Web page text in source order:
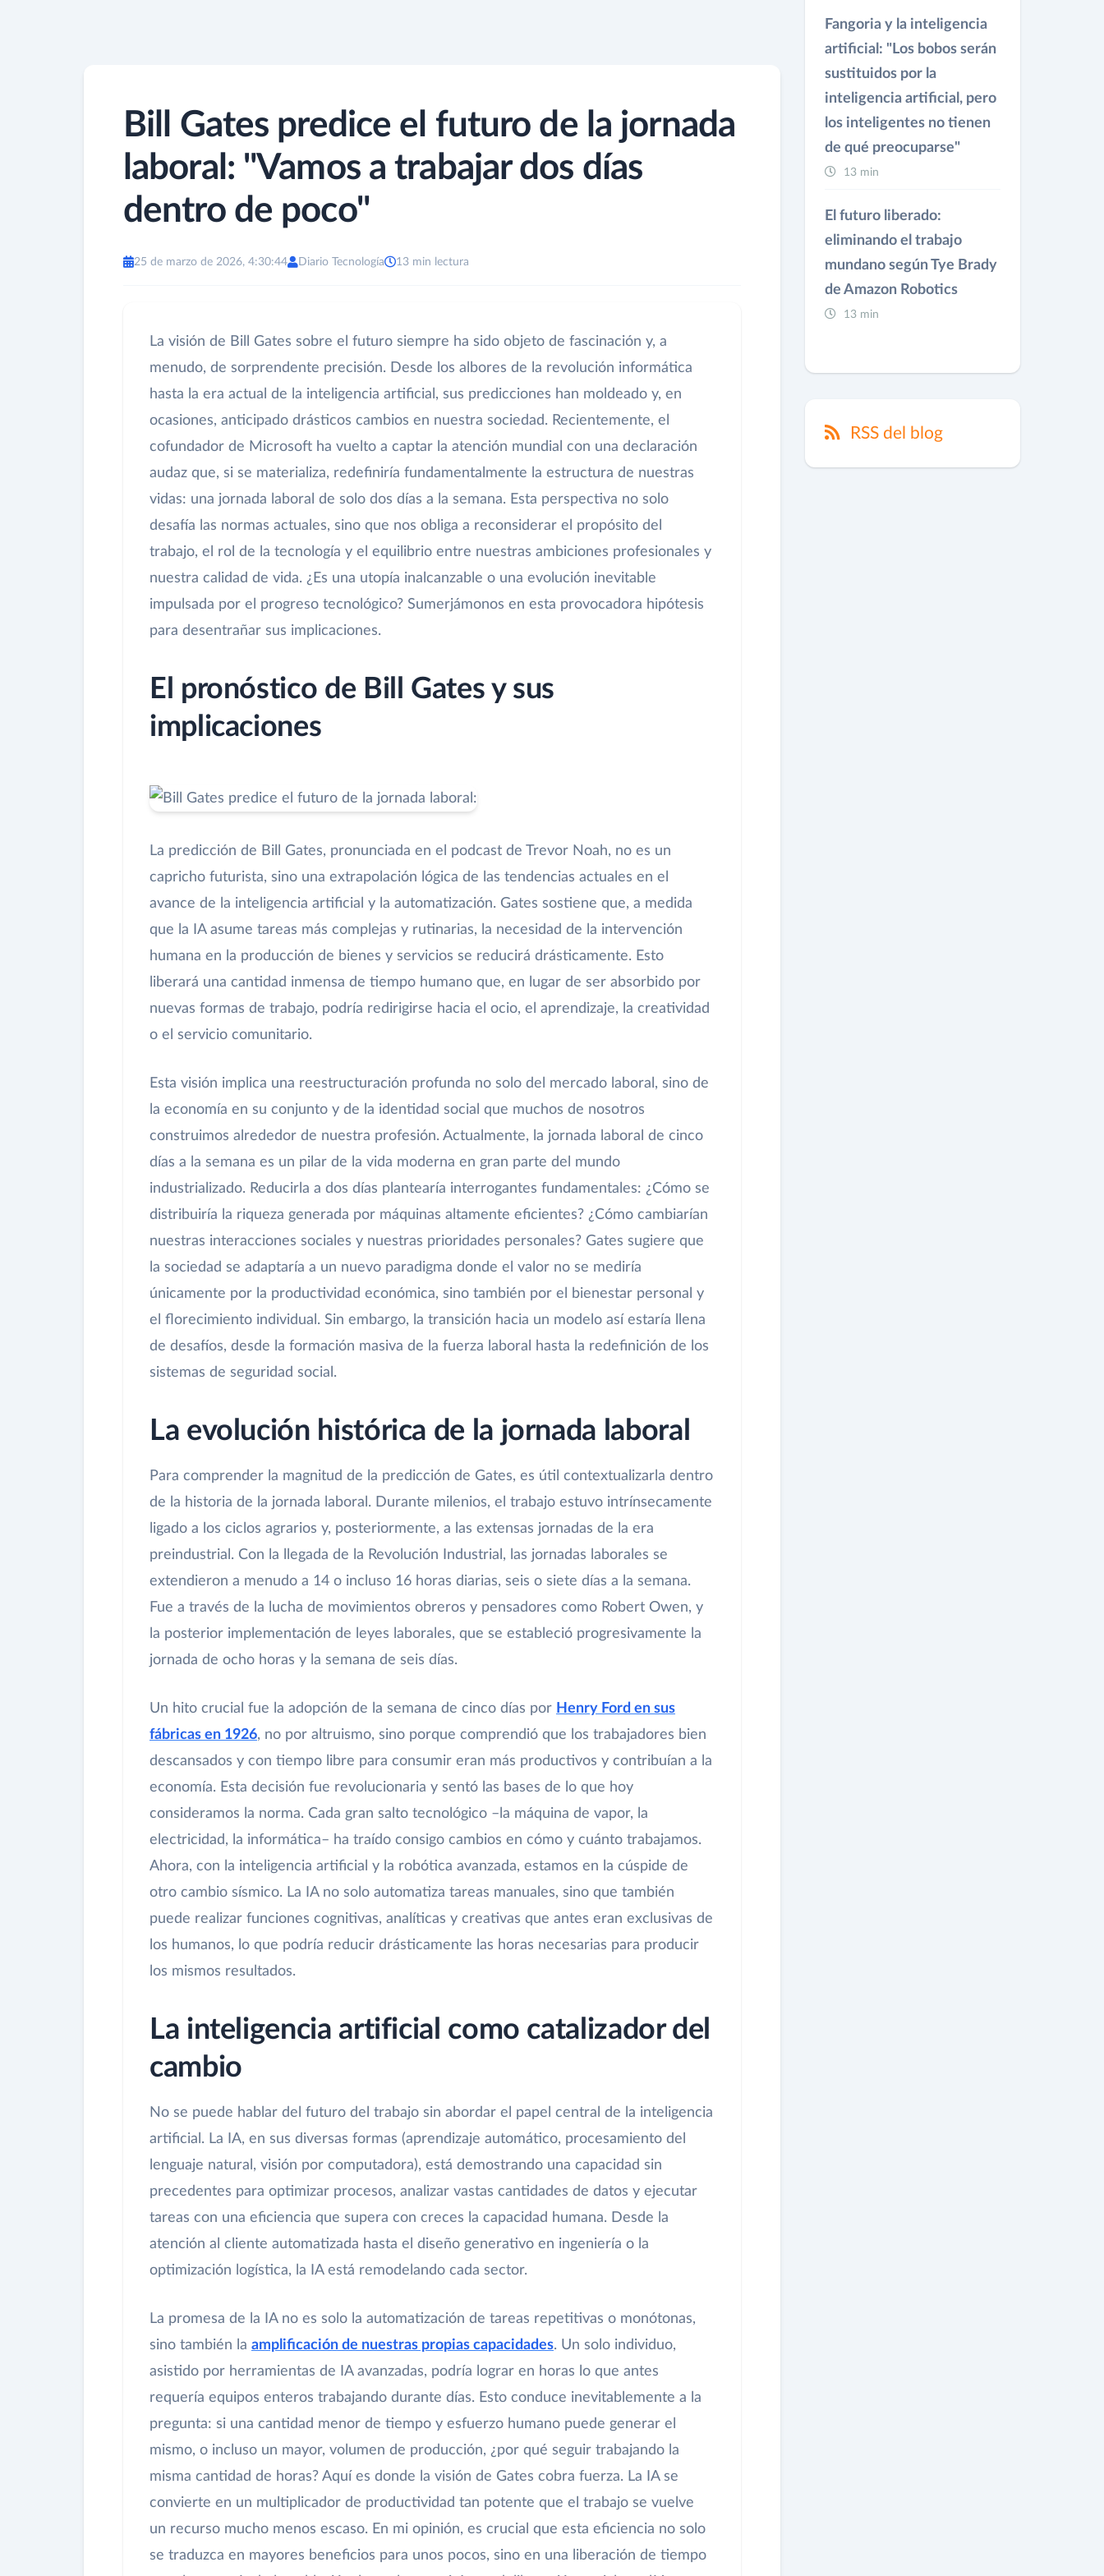
Bill Gates predice el futuro de la jornada
laboral: "Vamos a trabajar dos días
dentro de poco"
25 de marzo de 2026, 4:30:44 Diario Tecnología 13 min lectura
La visión de Bill Gates sobre el futuro siempre ha sido objeto de fascinación y, a
menudo, de sorprendente precisión. Desde los albores de la revolución informática
hasta la era actual de la inteligencia artificial, sus predicciones han moldeado y, en
ocasiones, anticipado drásticos cambios en nuestra sociedad. Recientemente, el
cofundador de Microsoft ha vuelto a captar la atención mundial con una declaración
audaz que, si se materializa, redefiniría fundamentalmente la estructura de nuestras
vidas: una jornada laboral de solo dos días a la semana. Esta perspectiva no solo
desafía las normas actuales, sino que nos obliga a reconsiderar el propósito del
trabajo, el rol de la tecnología y el equilibrio entre nuestras ambiciones profesionales y
nuestra calidad de vida. ¿Es una utopía inalcanzable o una evolución inevitable
impulsada por el progreso tecnológico? Sumerjámonos en esta provocadora hipótesis
para desentrañar sus implicaciones.
El pronóstico de Bill Gates y sus
implicaciones
La predicción de Bill Gates, pronunciada en el podcast de Trevor Noah, no es un
capricho futurista, sino una extrapolación lógica de las tendencias actuales en el
avance de la inteligencia artificial y la automatización. Gates sostiene que, a medida
que la IA asume tareas más complejas y rutinarias, la necesidad de la intervención
humana en la producción de bienes y servicios se reducirá drásticamente. Esto
liberará una cantidad inmensa de tiempo humano que, en lugar de ser absorbido por
nuevas formas de trabajo, podría redirigirse hacia el ocio, el aprendizaje, la creatividad
o el servicio comunitario.
Esta visión implica una reestructuración profunda no solo del mercado laboral, sino de
la economía en su conjunto y de la identidad social que muchos de nosotros
construimos alrededor de nuestra profesión. Actualmente, la jornada laboral de cinco
días a la semana es un pilar de la vida moderna en gran parte del mundo
industrializado. Reducirla a dos días plantearía interrogantes fundamentales: ¿Cómo se
distribuiría la riqueza generada por máquinas altamente eficientes? ¿Cómo cambiarían
nuestras interacciones sociales y nuestras prioridades personales? Gates sugiere que
la sociedad se adaptaría a un nuevo paradigma donde el valor no se mediría
únicamente por la productividad económica, sino también por el bienestar personal y
el florecimiento individual. Sin embargo, la transición hacia un modelo así estaría llena
de desafíos, desde la formación masiva de la fuerza laboral hasta la redefinición de los
sistemas de seguridad social.
La evolución histórica de la jornada laboral
Para comprender la magnitud de la predicción de Gates, es útil contextualizarla dentro
de la historia de la jornada laboral. Durante milenios, el trabajo estuvo intrínsecamente
ligado a los ciclos agrarios y, posteriormente, a las extensas jornadas de la era
preindustrial. Con la llegada de la Revolución Industrial, las jornadas laborales se
extendieron a menudo a 14 o incluso 16 horas diarias, seis o siete días a la semana.
Fue a través de la lucha de movimientos obreros y pensadores como Robert Owen, y
la posterior implementación de leyes laborales, que se estableció progresivamente la
jornada de ocho horas y la semana de seis días.
Un hito crucial fue la adopción de la semana de cinco días por Henry Ford en sus
fábricas en 1926, no por altruismo, sino porque comprendió que los trabajadores bien
descansados y con tiempo libre para consumir eran más productivos y contribuían a la
economía. Esta decisión fue revolucionaria y sentó las bases de lo que hoy
consideramos la norma. Cada gran salto tecnológico –la máquina de vapor, la
electricidad, la informática– ha traído consigo cambios en cómo y cuánto trabajamos.
Ahora, con la inteligencia artificial y la robótica avanzada, estamos en la cúspide de
otro cambio sísmico. La IA no solo automatiza tareas manuales, sino que también
puede realizar funciones cognitivas, analíticas y creativas que antes eran exclusivas de
los humanos, lo que podría reducir drásticamente las horas necesarias para producir
los mismos resultados.
La inteligencia artificial como catalizador del
cambio
No se puede hablar del futuro del trabajo sin abordar el papel central de la inteligencia
artificial. La IA, en sus diversas formas (aprendizaje automático, procesamiento del
lenguaje natural, visión por computadora), está demostrando una capacidad sin
precedentes para optimizar procesos, analizar vastas cantidades de datos y ejecutar
tareas con una eficiencia que supera con creces la capacidad humana. Desde la
atención al cliente automatizada hasta el diseño generativo en ingeniería o la
optimización logística, la IA está remodelando cada sector.
La promesa de la IA no es solo la automatización de tareas repetitivas o monótonas,
sino también la amplificación de nuestras propias capacidades. Un solo individuo,
asistido por herramientas de IA avanzadas, podría lograr en horas lo que antes
requería equipos enteros trabajando durante días. Esto conduce inevitablemente a la
pregunta: si una cantidad menor de tiempo y esfuerzo humano puede generar el
mismo, o incluso un mayor, volumen de producción, ¿por qué seguir trabajando la
misma cantidad de horas? Aquí es donde la visión de Gates cobra fuerza. La IA se
convierte en un multiplicador de productividad tan potente que el trabajo se vuelve
un recurso mucho menos escaso. En mi opinión, es crucial que esta eficiencia no solo
se traduzca en mayores beneficios para unos pocos, sino en una liberación de tiempo
Fangoria y la inteligencia
artificial: "Los bobos serán
sustituidos por la
inteligencia artificial, pero
los inteligentes no tienen
de qué preocuparse"
13 min
El futuro liberado:
eliminando el trabajo
mundano según Tye Brady
de Amazon Robotics
13 min
RSS del blog